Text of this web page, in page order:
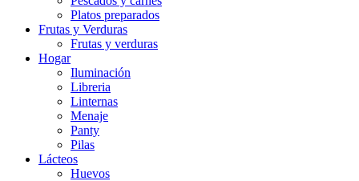
Platos preparados
Frutas y Verduras
Frutas y verduras
Hogar
Iluminación
Libreria
Linternas
Menaje
Panty
Pilas
Lácteos
Huevos